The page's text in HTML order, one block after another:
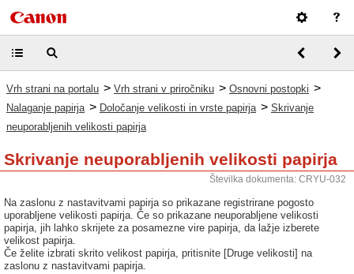
Vrh strani na portalu > Vrh strani v priročniku > Osnovni postopki >
Nalaganje papirja > Določanje velikosti in vrste papirja > Skrivanje
neuporabljenih velikosti papirja
Skrivanje neuporabljenih velikosti papirja
Številka dokumenta: CRYU-032
Na zaslonu z nastavitvami papirja so prikazane registrirane pogosto
uporabljene velikosti papirja. Če so prikazane neuporabljene velikosti
papirja, jih lahko skrijete za posamezne vire papirja, da lažje izberete
velikost papirja.
Če želite izbrati skrito velikost papirja, pritisnite [Druge velikosti] na
zaslonu z nastavitvami papirja.